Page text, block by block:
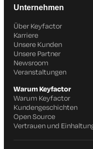
Unternehmen
Über Keyfactor
Karriere
Unsere Kunden
Unsere Partner
Newsroom
Veranstaltungen
Warum Keyfactor
Warum Keyfactor
Kundengeschichten
Open Source
Vertrauen und